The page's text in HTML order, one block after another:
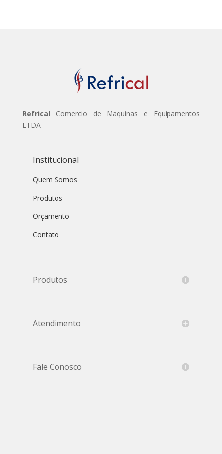
Refrical Comercio de Maquinas e Equipamentos
LTDA
Institucional
Quem Somos
Produtos
Orçamento
Contato
Produtos
Atendimento
Fale Conosco